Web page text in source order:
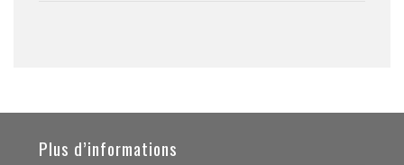
Plus d’informations